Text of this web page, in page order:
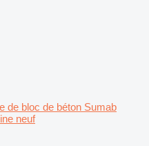
de bloc de béton Sumab
neuf